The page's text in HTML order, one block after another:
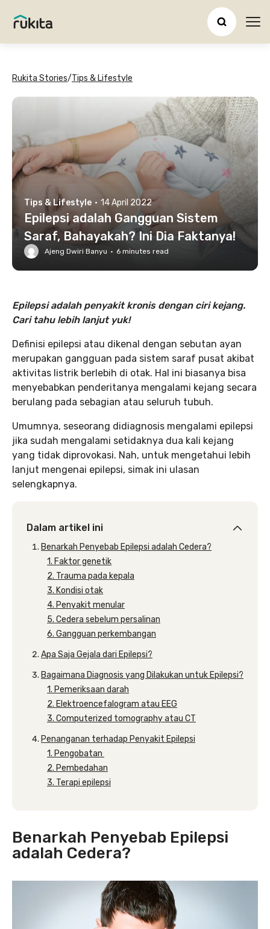
Rukita Stories/Tips & Lifestyle
Tips & Lifestyle · 14 April 2022
Epilepsi adalah Gangguan Sistem
Saraf, Bahayakah? Ini Dia Faktanya!
Ajeng Dwiri Banyu · 6 minutes read
Epilepsi adalah penyakit kronis dengan ciri kejang.
Cari tahu lebih lanjut yuk!
Definisi epilepsi atau dikenal dengan sebutan ayan
merupakan gangguan pada sistem saraf pusat akibat
aktivitas listrik berlebih di otak. Hal ini biasanya bisa
menyebabkan penderitanya mengalami kejang secara
berulang pada sebagian atau seluruh tubuh.
Umumnya, seseorang didiagnosis mengalami epilepsi
jika sudah mengalami setidaknya dua kali kejang
yang tidak diprovokasi. Nah, untuk mengetahui lebih
lanjut mengenai epilepsi, simak ini ulasan
selengkapnya.
Dalam artikel ini
Benarkah Penyebab Epilepsi adalah Cedera?
1. Faktor genetik
2. Trauma pada kepala
3. Kondisi otak
4. Penyakit menular
5. Cedera sebelum persalinan
6. Gangguan perkembangan
Apa Saja Gejala dari Epilepsi?
Bagaimana Diagnosis yang Dilakukan untuk Epilepsi?
1. Pemeriksaan darah
2. Elektroencefalogram atau EEG
3. Computerized tomography atau CT
Penanganan terhadap Penyakit Epilepsi
1. Pengobatan
2. Pembedahan
3. Terapi epilepsi
Benarkah Penyebab Epilepsi
adalah Cedera?